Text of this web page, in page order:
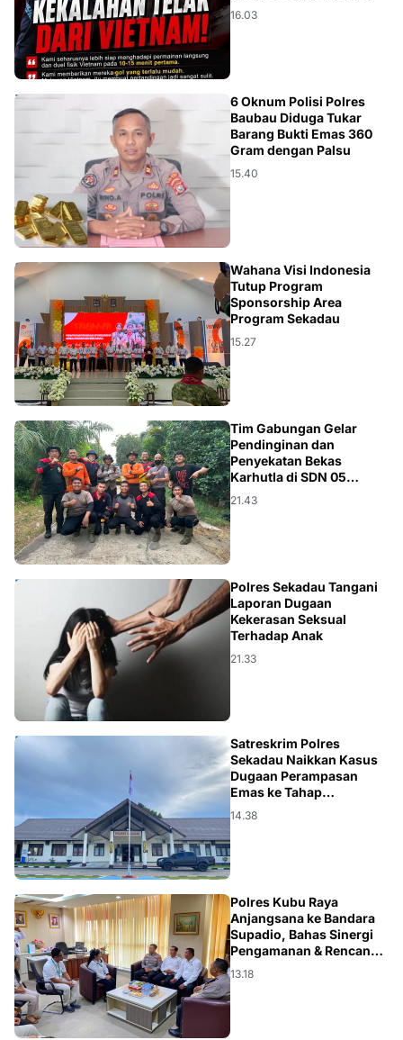
16.03
6 Oknum Polisi Polres
Baubau Diduga Tukar
Barang Bukti Emas 360
Gram dengan Palsu
15.40
KALBAR
Wahana Visi Indonesia
Tutup Program
Sponsorship Area
Program Sekadau
15.27
KALBAR
Tim Gabungan Gelar
Pendinginan dan
Penyekatan Bekas
Karhutla di SDN 05
Wonodadi 3 Kubu Raya
21.43
Polres Sekadau Tangani
Laporan Dugaan
Kekerasan Seksual
Terhadap Anak
21.33
HUKUM
Satreskrim Polres
Sekadau Naikkan Kasus
Dugaan Perampasan
Emas ke Tahap
Penyidikan
14.38
DAERAH
Polres Kubu Raya
Anjangsana ke Bandara
Supadio, Bahas Sinergi
Pengamanan & Rencana
MoU
13.18